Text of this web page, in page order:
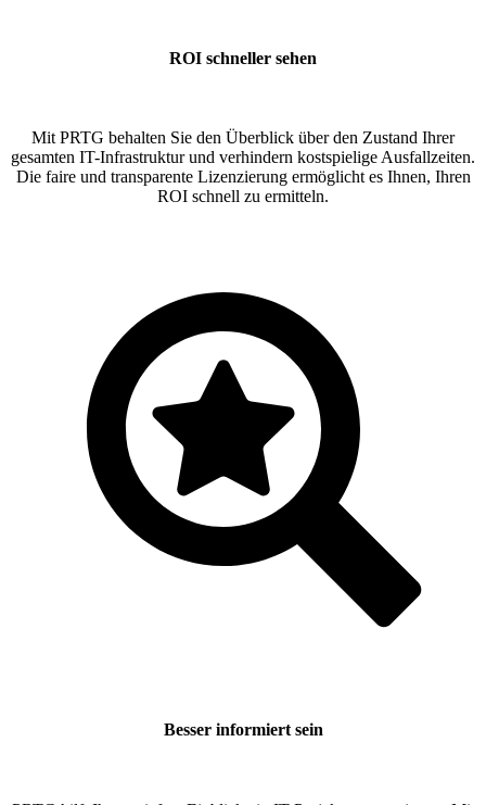
ROI schneller sehen
Mit PRTG behalten Sie den Überblick über den Zustand Ihrer
gesamten IT-Infrastruktur und verhindern kostspielige Ausfallzeiten.
Die faire und transparente Lizenzierung ermöglicht es Ihnen, Ihren
ROI schnell zu ermitteln.
Besser informiert sein